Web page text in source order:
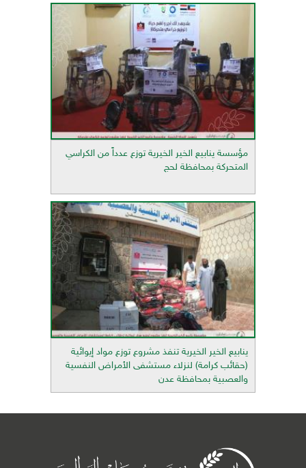
مؤسسة ينابيع الخير الخيرية توزع عدداً من الكراسي
المتحركة بمحافظة لحج
ينابيع الخير الخيرية تنفذ مشروع توزع مواد إيوائية
(حقائب كرامة) لنزلاء مستشفى الأمراض النفسية
والعصبية بمحافظة عدن